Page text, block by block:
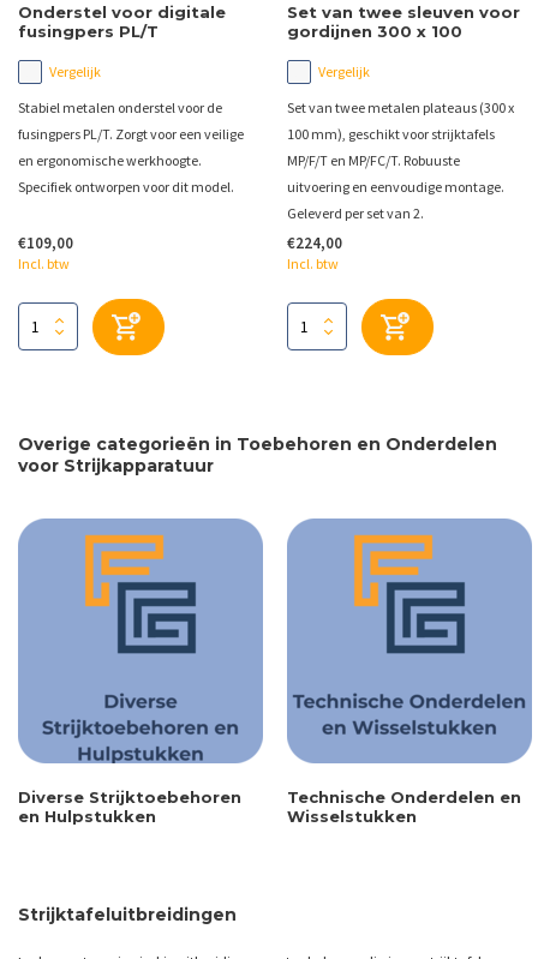
Onderstel voor digitale
fusingpers PL/T
Vergelijk
Stabiel metalen onderstel voor de
fusingpers PL/T. Zorgt voor een veilige
en ergonomische werkhoogte.
Specifiek ontworpen voor dit model.
€109,00
Incl. btw
Set van twee sleuven voor
gordijnen 300 x 100
Vergelijk
Set van twee metalen plateaus (300 x
100 mm), geschikt voor strijktafels
MP/F/T en MP/FC/T. Robuuste
uitvoering en eenvoudige montage.
Geleverd per set van 2.
€224,00
Incl. btw
Overige categorieën in Toebehoren en Onderdelen
voor Strijkapparatuur
Diverse Strijktoebehoren
en Hulpstukken
Technische Onderdelen en
Wisselstukken
Strijktafeluitbreidingen